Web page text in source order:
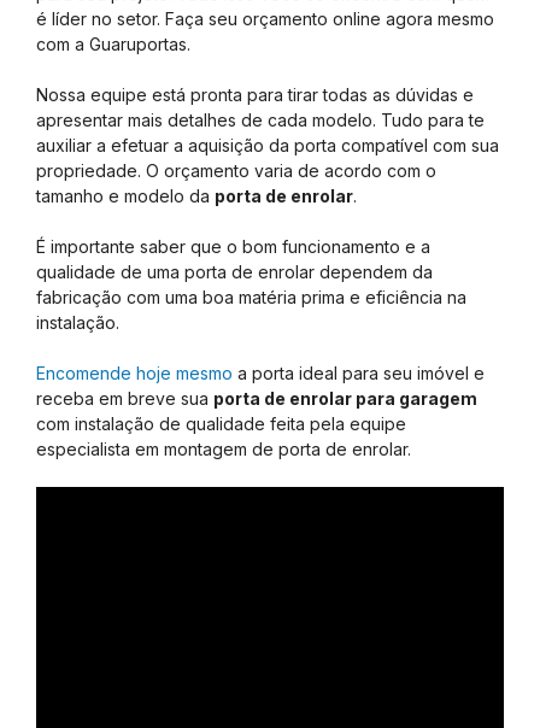
é líder no setor. Faça seu orçamento online agora mesmo
com a Guaruportas.
Nossa equipe está pronta para tirar todas as dúvidas e
apresentar mais detalhes de cada modelo. Tudo para te
auxiliar a efetuar a aquisição da porta compatível com sua
propriedade. O orçamento varia de acordo com o
tamanho e modelo da porta de enrolar.
É importante saber que o bom funcionamento e a
qualidade de uma porta de enrolar dependem da
fabricação com uma boa matéria prima e eficiência na
instalação.
Encomende hoje mesmo a porta ideal para seu imóvel e
receba em breve sua porta de enrolar para garagem
com instalação de qualidade feita pela equipe
especialista em montagem de porta de enrolar.